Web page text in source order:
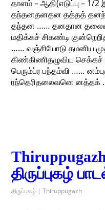
தாளம் – ஆதி(எடுப்பு –
தந்தனதனதன தத்தத்
தந்தன …… தனதான
மதிக்கச் சிகண்டி
…… வஞ்சியோடு தமனிய
கிண்கிணிதழுவிய
பெரும்ப்ர பந்தம்வி ……
ரந்தெரிதலைவனெ னத்தக்
திருப்புகழ்
திருப்புகழ் | Thiruppugazh